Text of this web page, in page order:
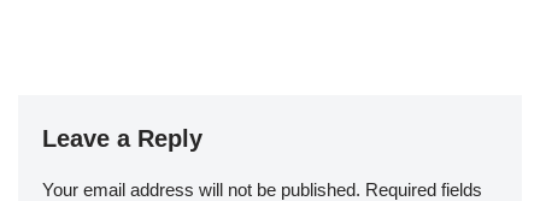
Leave a Reply
Your email address will not be published. Required fields